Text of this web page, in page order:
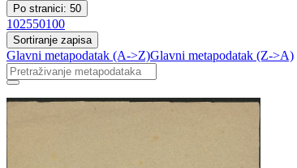
Po stranici: 50
102550100
Sortiranje zapisa
Glavni metapodatak (A->Z)Glavni metapodatak (Z->A)